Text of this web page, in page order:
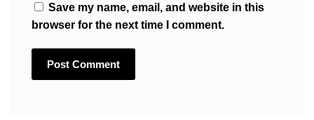
Save my name, email, and website in this
browser for the next time I comment.